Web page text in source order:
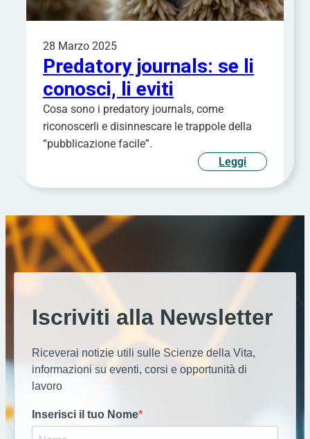
28 Marzo 2025
Predatory journals: se li
conosci, li eviti
Cosa sono i predatory journals, come
riconoscerli e disinnescare le trappole della
“pubblicazione facile”.
Leggi
Iscriviti alla Newsletter
Riceverai notizie utili sulle Scienze della Vita,
informazioni su eventi, corsi e opportunità di
lavoro
Inserisci il tuo Nome